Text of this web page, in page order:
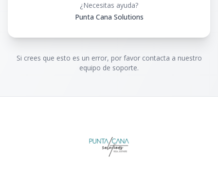
¿Necesitas ayuda?
Punta Cana Solutions
Si crees que esto es un error, por favor contacta a nuestro
equipo de soporte.